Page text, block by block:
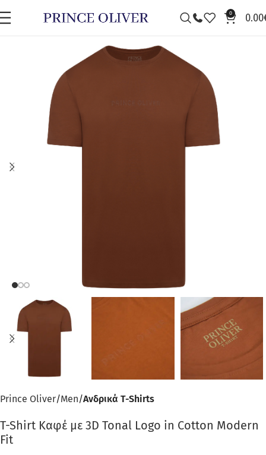
0 0.00
Prince Oliver Men Ανδρικά T-Shirts
T-Shirt Καφέ με 3D Tonal Logo in Cotton Modern
Fit